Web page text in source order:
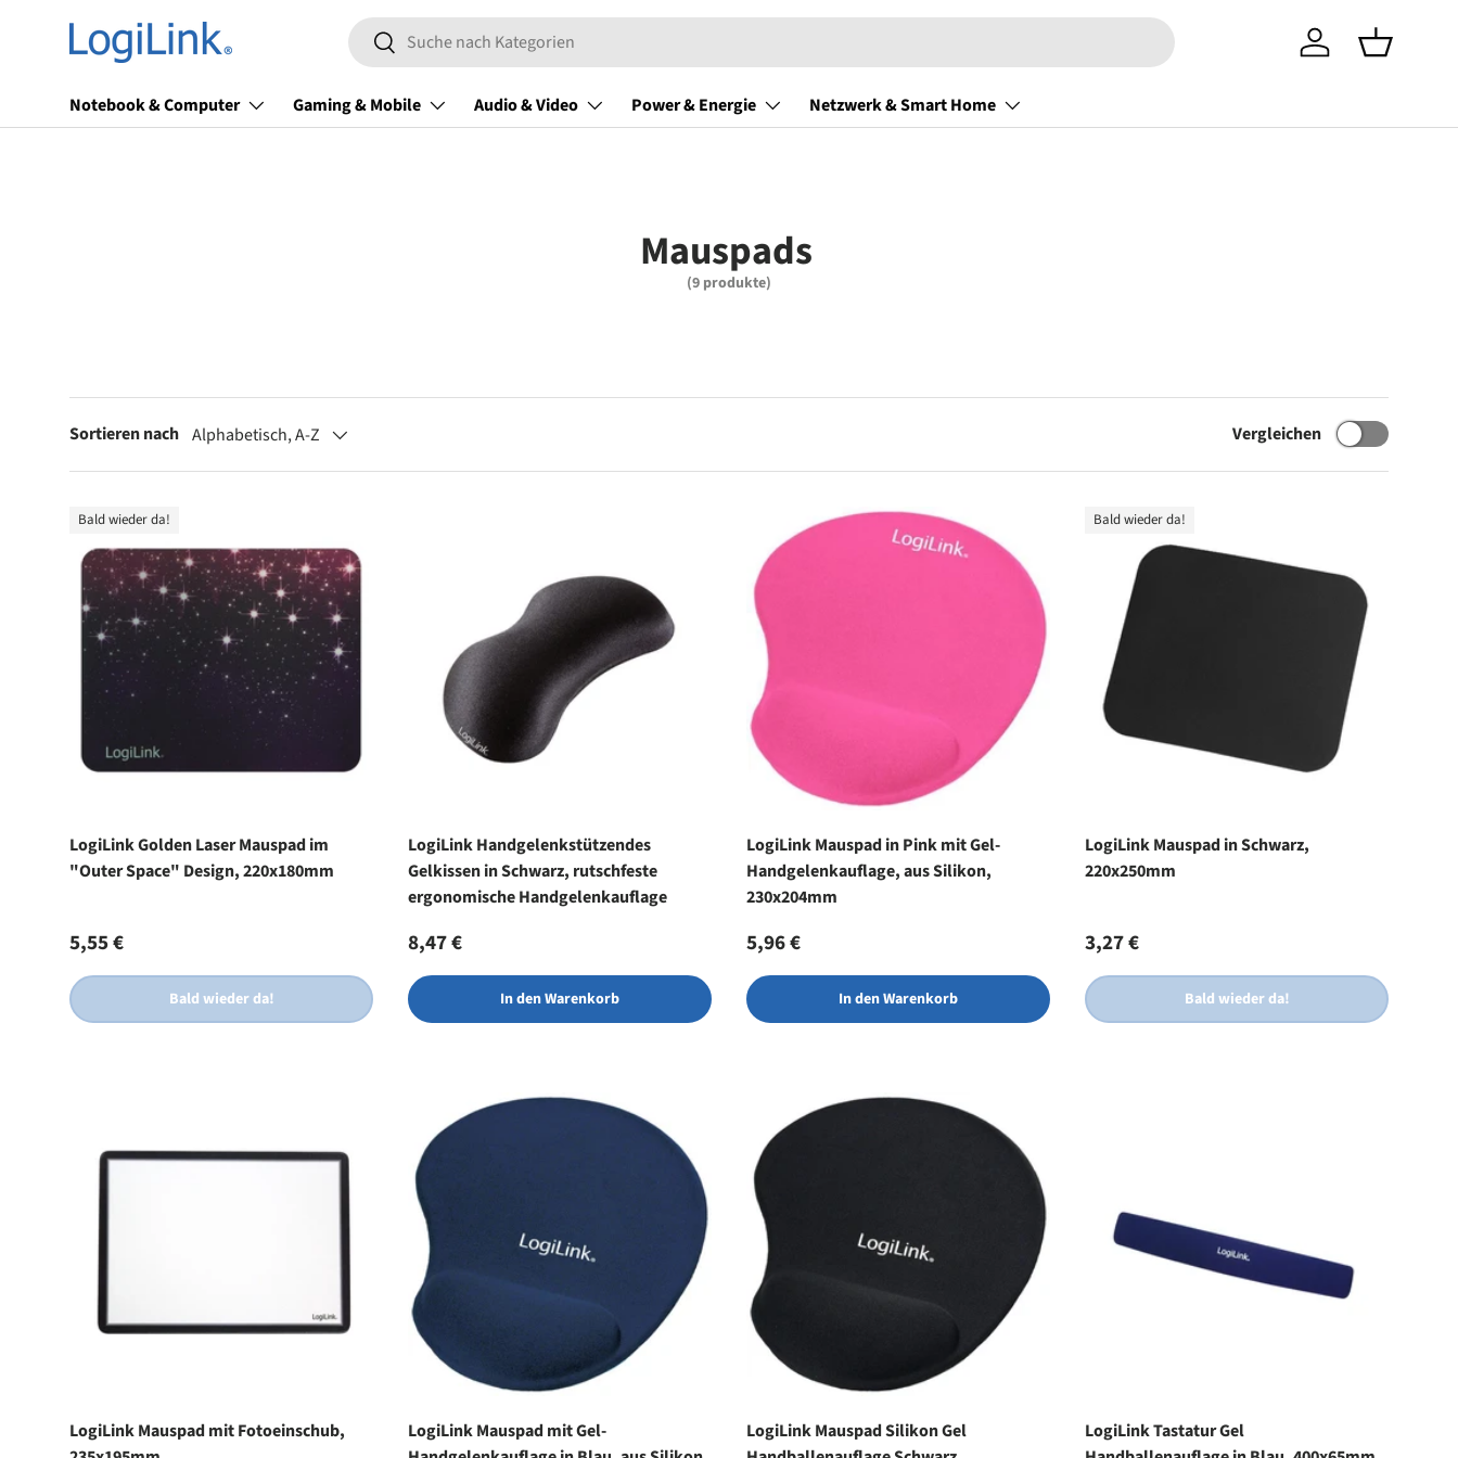
Direkt zum Inhalt
Suchen
Suchen Einloggen
Notebook & Computer Gaming & Mobile Audio & Video Power & Energie Netzwerk & Smart Home
Mauspads
(9 produkte)
Sortieren nach Alphabetisch, A-Z Vergleichen
Bald wieder da!
LogiLink Golden Laser Mauspad im
"Outer Space" Design, 220x180mm
Normaler Preis
5,55 €
Bald wieder da!
LogiLink Handgelenkstützendes
Gelkissen in Schwarz, rutschfeste
ergonomische Handgelenkauflage
Normaler Preis
8,47 €
In den Warenkorb
LogiLink Mauspad in Pink mit Gel-
Handgelenkauflage, aus Silikon,
230x204mm
Normaler Preis
5,96 €
In den Warenkorb
Bald wieder da!
LogiLink Mauspad in Schwarz,
220x250mm
Normaler Preis
3,27 €
Bald wieder da!
LogiLink Mauspad mit Fotoeinschub,
LogiLink Mauspad mit Gel-
LogiLink Mauspad Silikon Gel
LogiLink Tastatur Gel